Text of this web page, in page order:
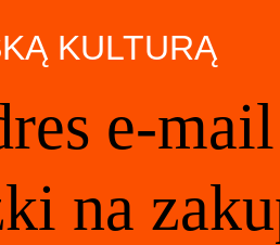
KULTURĄ
e-mail
na